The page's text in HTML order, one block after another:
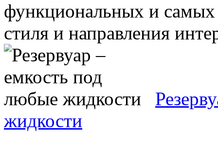
функциональных и
стиля и направления
жидкости